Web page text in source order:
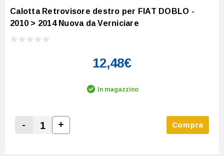
Calotta Retrovisore destro per FIAT DOBLO -
2010 > 2014 Nuova da Verniciare
12,48€
In magazzino
Decrease Quantity:
-
Increase Quantity:
+ Compra